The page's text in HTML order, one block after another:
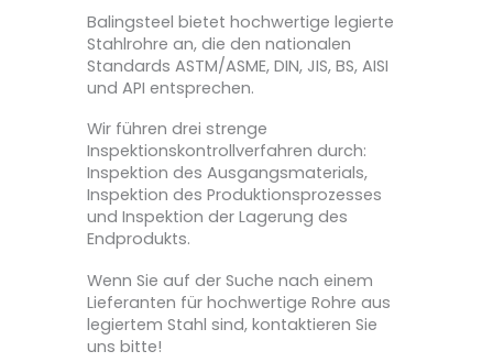
Balingsteel bietet hochwertige legierte
Stahlrohre an, die den nationalen
Standards ASTM/ASME, DIN, JIS, BS, AISI
und API entsprechen.
Wir führen drei strenge
Inspektionskontrollverfahren durch:
Inspektion des Ausgangsmaterials,
Inspektion des Produktionsprozesses
und Inspektion der Lagerung des
Endprodukts.
Wenn Sie auf der Suche nach einem
Lieferanten für hochwertige Rohre aus
legiertem Stahl sind, kontaktieren Sie
uns bitte!